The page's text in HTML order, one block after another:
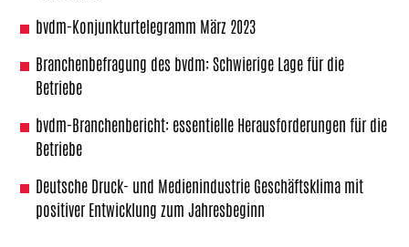
bvdm-Konjunkturtelegramm März 2023
Branchenbefragung des bvdm: Schwierige Lage für die
Betriebe
bvdm-Branchenbericht: essentielle Herausforderungen für die
Betriebe
Deutsche Druck- und Medienindustrie Geschäftsklima mit
positiver Entwicklung zum Jahresbeginn